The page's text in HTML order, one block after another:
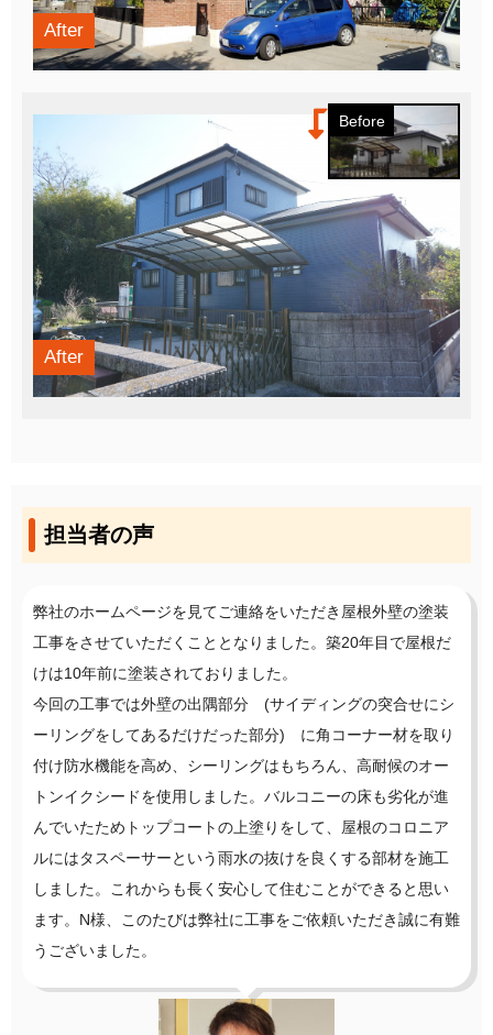
After
Before
After
担当者の声
弊社のホームページを見てご連絡をいただき屋根外壁の塗装
工事をさせていただくこととなりました。築20年目で屋根だ
けは10年前に塗装されておりました。
今回の工事では外壁の出隅部分 (サイディングの突合せにシ
ーリングをしてあるだけだった部分) に角コーナー材を取り
付け防水機能を高め、シーリングはもちろん、高耐候のオー
トンイクシードを使用しました。バルコニーの床も劣化が進
んでいたためトップコートの上塗りをして、屋根のコロニア
ルにはタスペーサーという雨水の抜けを良くする部材を施工
しました。これからも長く安心して住むことができると思い
ます。N様、このたびは弊社に工事をご依頼いただき誠に有難
うございました。